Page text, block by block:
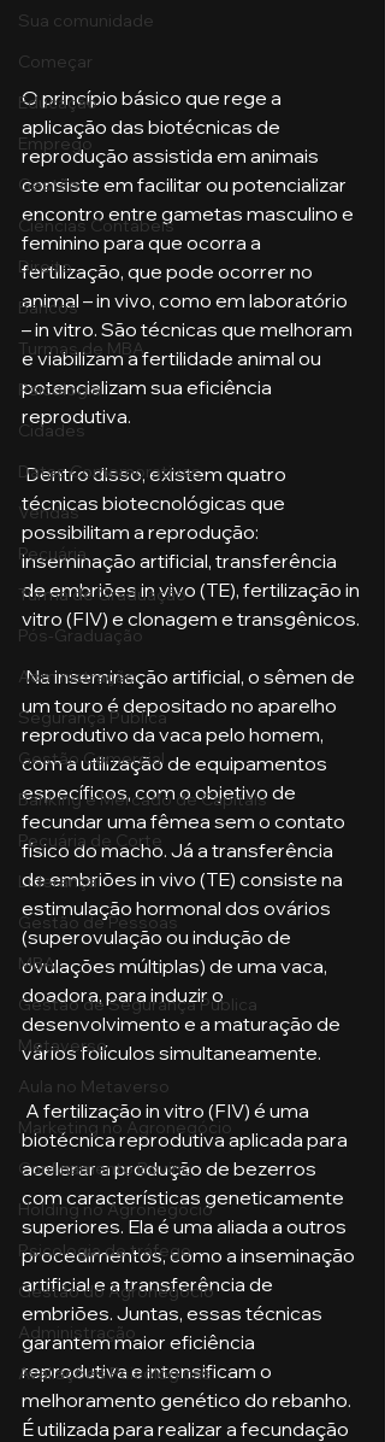
Sua comunidade
Começar
Educação
Emprego
Gestão
Ciências Contábeis
Direito
Bancos
Turmas de MBA
Psicologia
Cidades
Datas Comemorativas
Vendas
Pecuária
Turma de Graduação
Pós-Graduação
Administração
Segurança Publica
Gestão Comercial
Banking e Mercado de Capitais
Pecuária de Corte
Liderança
Gestão de Pessoas
MBA
Gestão de Segurança Publica
Metaverso
Aula no Metaverso
Marketing no Agronegócio
Confinamento Bovino
Holding no Agronegócio
Psicologia de tráfego
Gestão do Agronegócio
Administração
Avaliações Psicológicas
O princípio básico que rege a
aplicação das biotécnicas de
reprodução assistida em animais
consiste em facilitar ou potencializar
encontro entre gametas masculino e
feminino para que ocorra a
fertilização, que pode ocorrer no
animal – in vivo, como em laboratório
– in vitro. São técnicas que melhoram
e viabilizam a fertilidade animal ou
potencializam sua eficiência
reprodutiva.
Dentro disso, existem quatro
técnicas biotecnológicas que
possibilitam a reprodução:
inseminação artificial, transferência
de embriões in vivo (TE), fertilização in
vitro (FIV) e clonagem e transgênicos.
Na inseminação artificial, o sêmen de
um touro é depositado no aparelho
reprodutivo da vaca pelo homem,
com a utilização de equipamentos
específicos, com o objetivo de
fecundar uma fêmea sem o contato
físico do macho. Já a transferência
de embriões in vivo (TE) consiste na
estimulação hormonal dos ovários
(superovulação ou indução de
ovulações múltiplas) de uma vaca,
doadora, para induzir o
desenvolvimento e a maturação de
vários folículos simultaneamente.
biotécnica reprodutiva aplicada para
acelerar a produção de bezerros
com características geneticamente
superiores. Ela é uma aliada a outros
procedimentos, como a inseminação
artificial e a transferência de
embriões. Juntas, essas técnicas
garantem maior eficiência
reprodutiva e intensificam o
melhoramento genético do rebanho.
É utilizada para realizar a fecundação